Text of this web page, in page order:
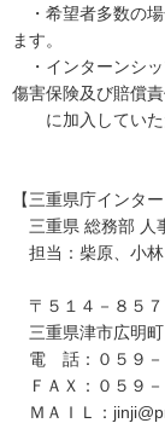
・希望者多数の場
ます。
・インターンシッ
傷害保険及び賠償
に加入していた
【三重県庁インタ
三重県 総務部 人
担当：柴原、小林
〒５１４－８５７
三重県津市広明
電 話：０５９－
ＦＡＸ：０５９－
ＭＡＩＬ：